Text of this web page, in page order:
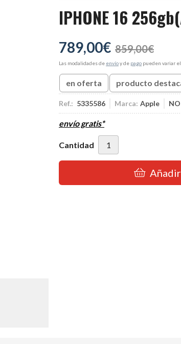
IPHONE 16 256gb
789,00€ 859,00€
Las modalidades de envíoy de pago pueden variar
en oferta producto
Ref.: 5335586 Marca: Apple
envío gratis*
Cantidad